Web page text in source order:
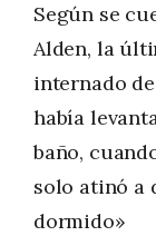
Según se
Alden, la
internado
había
baño,
solo atinó a
dormido»